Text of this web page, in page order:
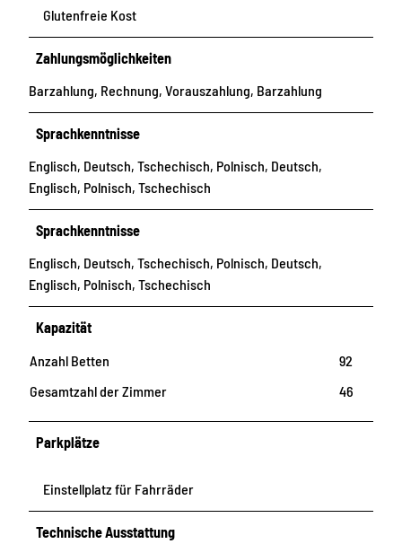
Glutenfreie Kost
Zahlungsmöglichkeiten
Barzahlung, Rechnung, Vorauszahlung, Barzahlung
Sprachkenntnisse
Englisch, Deutsch, Tschechisch, Polnisch, Deutsch,
Englisch, Polnisch, Tschechisch
Sprachkenntnisse
Englisch, Deutsch, Tschechisch, Polnisch, Deutsch,
Englisch, Polnisch, Tschechisch
Kapazität
Anzahl Betten
92
Gesamtzahl der Zimmer
46
Parkplätze
Einstellplatz für Fahrräder
Technische Ausstattung